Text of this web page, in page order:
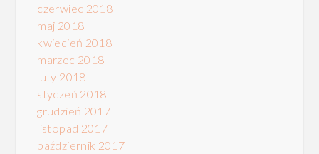
czerwiec 2018
maj 2018
kwiecień 2018
marzec 2018
luty 2018
styczeń 2018
grudzień 2017
listopad 2017
październik 2017